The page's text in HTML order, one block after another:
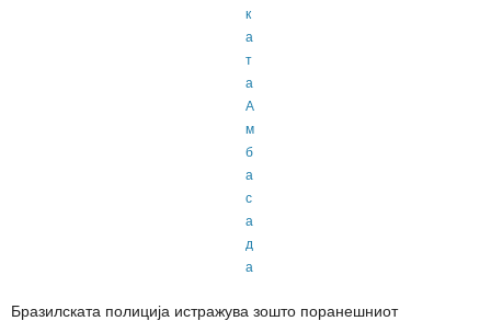
Бразилската полиција истражува зошто поранешниот